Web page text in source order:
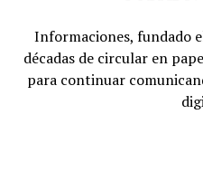
Informaciones, fundado
décadas de circular en
para continuar